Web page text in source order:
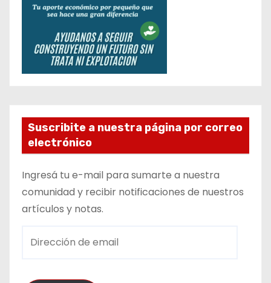
Suscribite a nuestra página por correo
electrónico
Ingresá tu e-mail para sumarte a nuestra
comunidad y recibir notificaciones de nuestros
artículos y notas.